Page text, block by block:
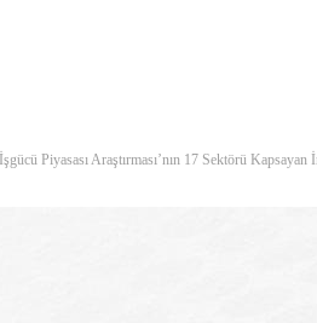
Piyasası Araştırması’nın 17 Sektörü Kapsayan